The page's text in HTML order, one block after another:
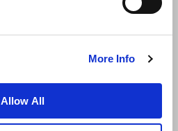
More Info
Allow All